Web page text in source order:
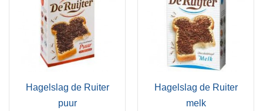
Hagelslag de Ruiter
puur
Hagelslag de Ruiter
melk